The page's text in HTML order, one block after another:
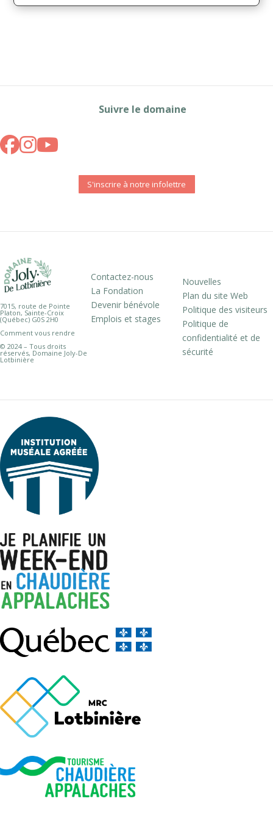
Suivre le domaine
S'inscrire à notre infolettre
7015, route de Pointe
Platon, Sainte-Croix
(Québec) G0S 2H0
Comment vous rendre
© 2024 – Tous droits
réservés, Domaine Joly-De
Lotbinière
Contactez-nous
La Fondation
Devenir bénévole
Emplois et stages
Nouvelles
Plan du site Web
Politique des visiteurs
Politique de
confidentialité et de
sécurité